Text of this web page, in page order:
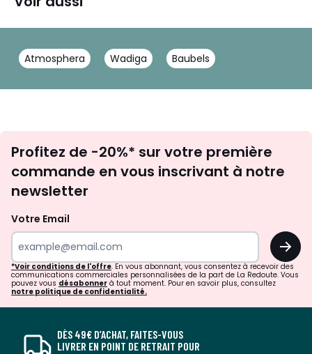
Atmosphera Wadiga Baubels
newsletter
Profitez de -20%* sur votre première
commande en vous inscrivant à notre
newsletter
Votre Email
OK
*Voir conditions de l'offre. En vous abonnant, vous consentez à recevoir des
communications commerciales personnalisées de la part de La Redoute. Vous
pouvez vous désabonner à tout moment. Pour en savoir plus, consultez
notre politique de confidentialité.
DÈS 49€ D’ACHAT, FAITES-VOUS
LIVRER EN POINT DE RETRAIT POUR